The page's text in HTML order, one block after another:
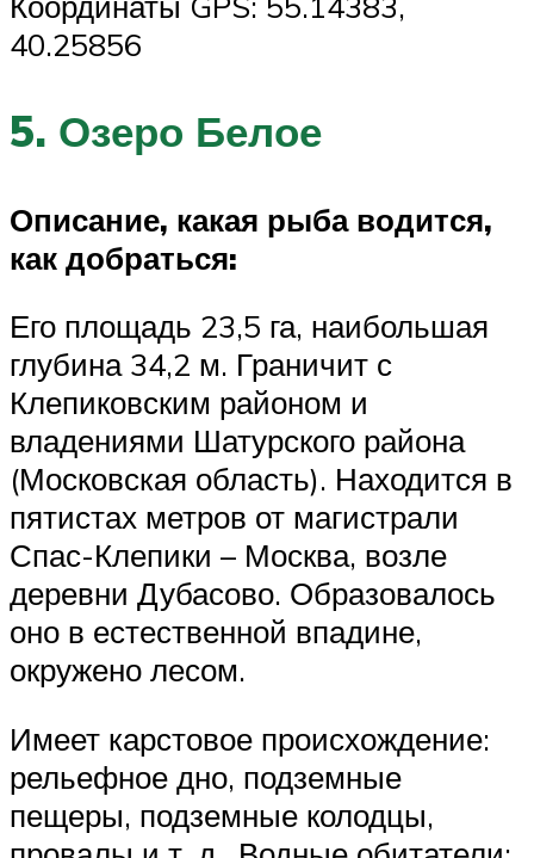
40.25856
5. Озеро Белое
Описание, какая рыба водится,
как добраться:
Его площадь 23,5 га, наибольшая
глубина 34,2 м. Граничит с
Клепиковским районом и
владениями Шатурского района
(Московская область). Находится в
пятистах метров от магистрали
Спас-Клепики – Москва, возле
деревни Дубасово. Образовалось
оно в естественной впадине,
окружено лесом.
Имеет карстовое происхождение:
рельефное дно, подземные
пещеры, подземные колодцы,